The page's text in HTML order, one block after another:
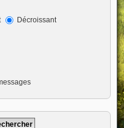
Décroissant